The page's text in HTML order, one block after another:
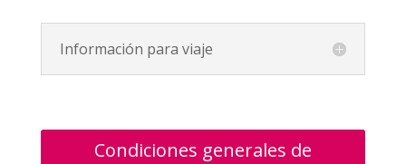
Información para viaje
Condiciones generales de